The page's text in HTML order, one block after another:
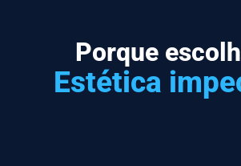
Porque
Estética